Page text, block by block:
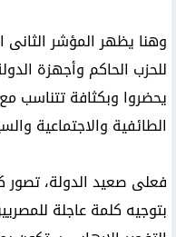
وهنا يظهر المؤشر
للحزب الحاكم وأجهزة
يحضروا وبكثافة تتناسب
الطائفية والاجتماعية
فعلى صعيد الدولة، تصور
بتوجيه كلمة عاجلة